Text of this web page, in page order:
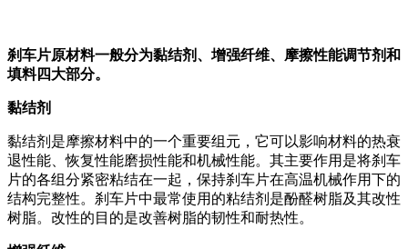
刹车片原材料一般分为黏结剂、增强纤维、摩擦性能调节剂和
填料四大部分。
黏结剂
黏结剂是摩擦材料中的一个重要组元，它可以影响材料的热衰
退性能、恢复性能磨损性能和机械性能。其主要作用是将刹车
片的各组分紧密粘结在一起，保持刹车片在高温机械作用下的
结构完整性。刹车片中最常使用的粘结剂是酚醛树脂及其改性
树脂。改性的目的是改善树脂的韧性和耐热性。